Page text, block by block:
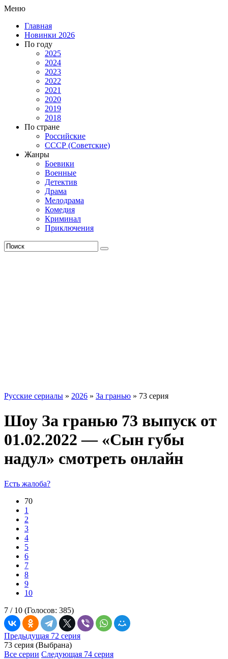
Меню
Главная
Новинки 2026
По году
2025
2024
2023
2022
2021
2020
2019
2018
По стране
Российские
СССР (Советские)
Жанры
Боевики
Военные
Детектив
Драма
Мелодрама
Комедия
Криминал
Приключения
Русские сериалы » 2026 » За гранью » 73 серия
Шоу За гранью 73 выпуск от
01.02.2022 — «Сын губы
надул» смотреть онлайн
Есть жалоба?
70
1
2
3
4
5
6
7
8
9
10
7 / 10 (Голосов: 385)
Предыдущая 72 серия
73 серия (Выбрана)
Все серии Следующая 74 серия